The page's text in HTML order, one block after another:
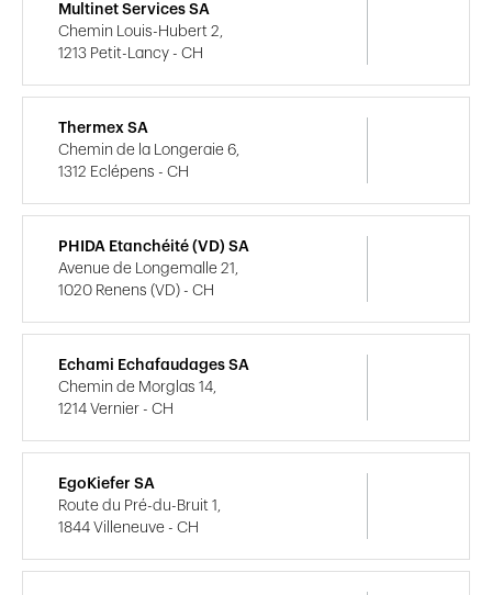
Multinet Services SA
Chemin Louis-Hubert 2,
1213 Petit-Lancy - CH
Thermex SA
Chemin de la Longeraie 6,
1312 Eclépens - CH
PHIDA Etanchéité (VD) SA
Avenue de Longemalle 21,
1020 Renens (VD) - CH
Echami Echafaudages SA
Chemin de Morglas 14,
1214 Vernier - CH
EgoKiefer SA
Route du Pré-du-Bruit 1,
1844 Villeneuve - CH